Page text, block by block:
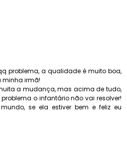
problema, a qualidade é muito boa,
minha irmã!
a mudança, mas acima de tudo,
problema o infantário não vai resolver!
se ela estiver bem e feliz eu